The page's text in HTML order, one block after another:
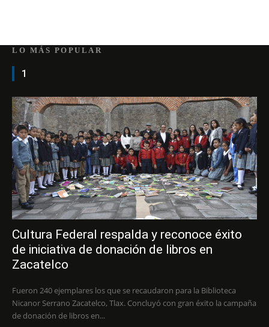
LO MÁS POPULAR
1
Cultura Federal respalda y reconoce éxito
de iniciativa de donación de libros en
Zacatelco
Fueron 240 ejemplares los que se recaudaron para la Biblioteca
Nicanor Serrano Zacatelco, Tlax. Concluyó con gran éxito la campaña
de donación de libros en...